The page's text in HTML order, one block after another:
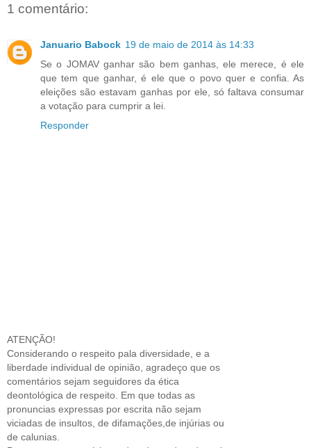
1 comentário:
Januario Babock 19 de maio de 2014 às 14:33
Se o JOMAV ganhar são bem ganhas, ele merece, é ele
que tem que ganhar, é ele que o povo quer e confia. As
eleições são estavam ganhas por ele, só faltava consumar
a votação para cumprir a lei.
Responder
ATENÇÃO!
Considerando o respeito pala diversidade, e a
liberdade individual de opinião, agradeço que os
comentários sejam seguidores da ética
deontológica de respeito. Em que todas as
pronuncias expressas por escrita não sejam
viciadas de insultos, de difamações,de injúrias ou
de calunias.